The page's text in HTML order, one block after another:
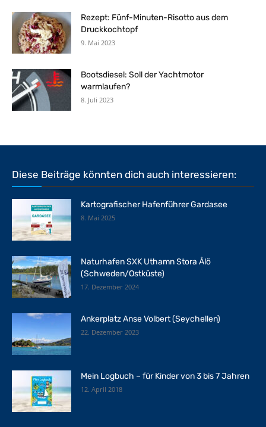
Rezept: Fünf-Minuten-Risotto aus dem
Druckkochtopf
9. Mai 2023
Bootsdiesel: Soll der Yachtmotor
warmlaufen?
8. Juli 2023
Diese Beiträge könnten dich auch interessieren:
Kartografischer Hafenführer Gardasee
8. Mai 2025
Naturhafen SXK Uthamn Stora Ålö
(Schweden/Ostküste)
17. Dezember 2024
Ankerplatz Anse Volbert (Seychellen)
22. Dezember 2023
Mein Logbuch – für Kinder von 3 bis 7 Jahren
12. April 2018